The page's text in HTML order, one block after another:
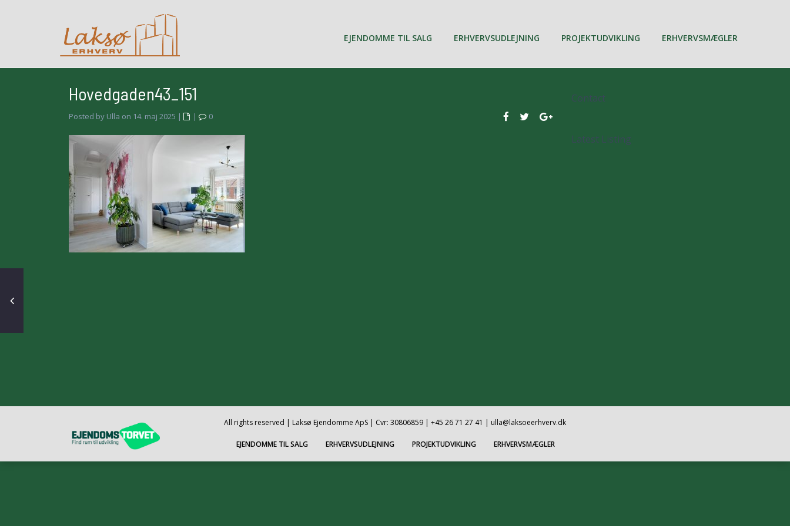
EJENDOMME TIL SALG ERHVERVSUDLEJNING PROJEKTUDVIKLING ERHVERVSMÆGLER
Hovedgaden43_151
Posted by Ulla on 14. maj 2025 | | 0
Contact
Latest Listing
All rights reserved | Laksø Ejendomme ApS | Cvr: 30806859 | +45 26 71 27 41 | ulla@laksoeerhverv.dk
EJENDOMME TIL SALG ERHVERVSUDLEJNING PROJEKTUDVIKLING ERHVERVSMÆGLER